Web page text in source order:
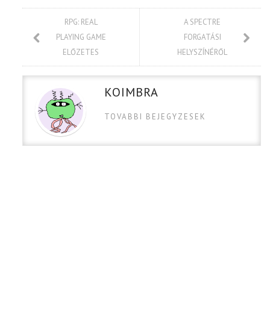
RPG: REAL
PLAYING GAME
ELŐZETES
A SPECTRE
FORGATÁSI
HELYSZÍNÉRŐL
KOIMBRA
TOVABBI BEJEGYZESEK